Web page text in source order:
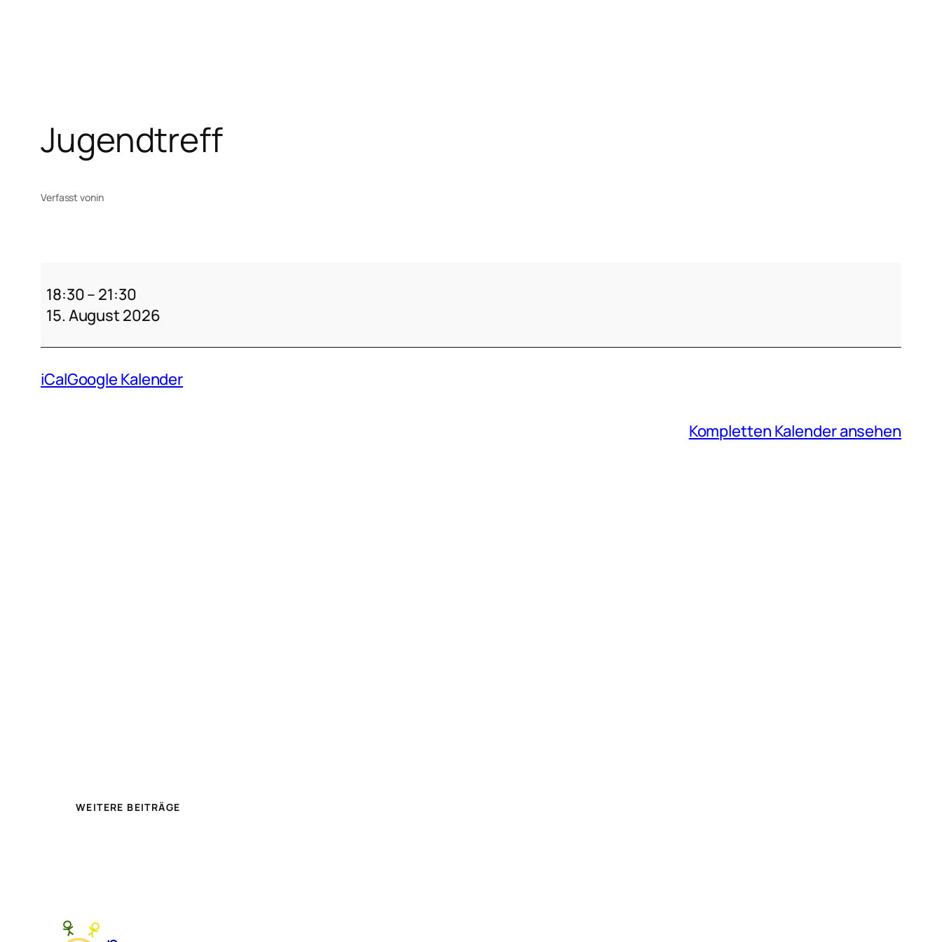
Jugendtreff
Verfasst vonin
18:30– 21:30
15. August 2026
iCalGoogle Kalender
Kompletten Kalender ansehen
WEITERE BEITRÄGE